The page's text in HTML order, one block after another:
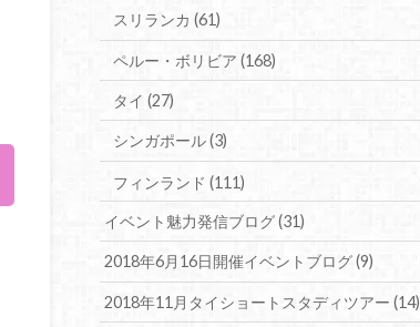
スリランカ (61)
ペルー・ボリビア (168)
タイ (27)
シンガポール(3)
フィンランド (111)
イベント魅力発信ブログ(31)
2018年6月16日開催イベントブログ(9)
2018年11月タイショートスタディツアー(14)